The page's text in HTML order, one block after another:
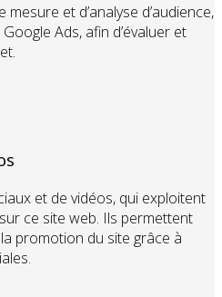
et d’analyse d’audience,
Ads, afin d’évaluer et
et de vidéos, qui exploitent
ce site web. Ils permettent
promotion du site grâce à